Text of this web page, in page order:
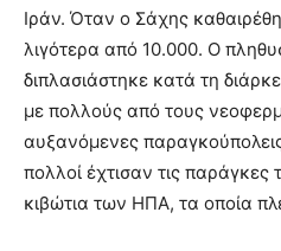
Ιράν. Όταν ο Σάχης
λιγότερα από 10.000. Ο
διπλασιάστηκε κατά τη
με πολλούς από τους
αυξανόμενες
πολλοί έχτισαν τις παράγκες
κιβώτια των ΗΠΑ, τα οποία